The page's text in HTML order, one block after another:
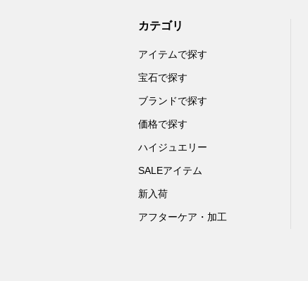
カテゴリ
アイテムで探す
宝石で探す
ブランドで探す
価格で探す
ハイジュエリー
SALEアイテム
新入荷
アフターケア・加工